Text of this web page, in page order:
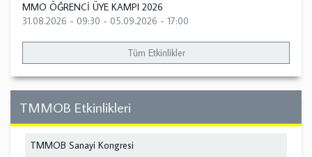
MMO ÖĞRENCİ ÜYE KAMPI 2026
31.08.2026 - 09:30 - 05.09.2026 - 17:00
Tüm Etkinlikler
TMMOB Etkinlikleri
TMMOB Sanayi Kongresi